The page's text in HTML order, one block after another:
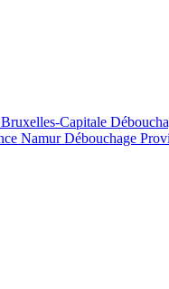
Capitale
NamurDébouchage